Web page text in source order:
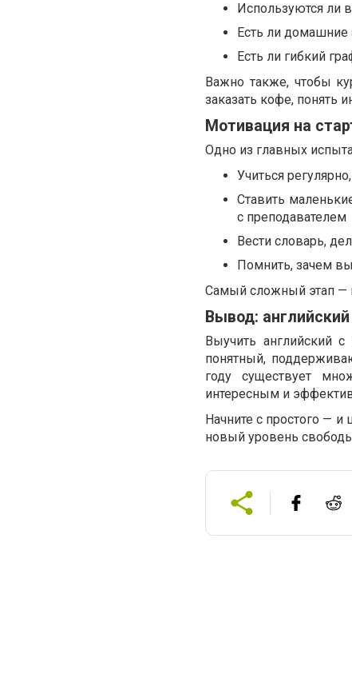
Используются ли
Есть ли домашние
Есть ли гибкий
Важно также, чтобы
заказать кофе, понять
Мотивация на
Одно из главных
Учиться
Ставить
с преподавателем
Вести словарь,
Помнить, зачем
Самый сложный этап —
Вывод:
Выучить английский
понятный,
году существует
интересным и
Начните с простого —
новый уровень